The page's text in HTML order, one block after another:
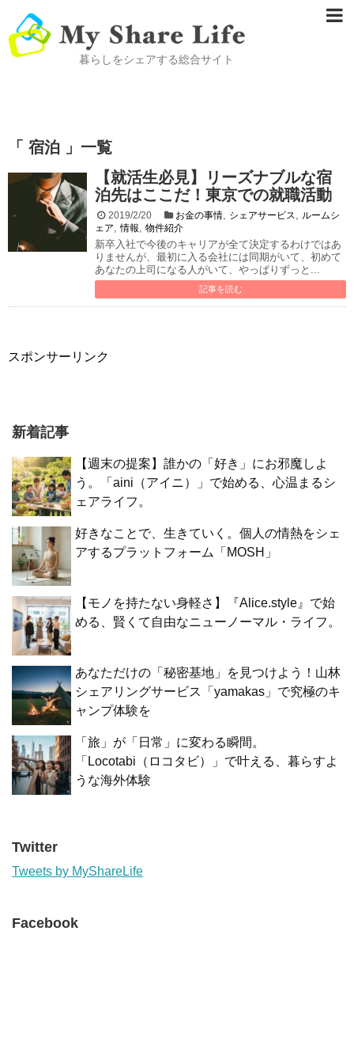
暮らしをシェアする総合サイト
「 宿泊 」一覧
【就活生必見】リーズナブルな宿
泊先はここだ！東京での就職活動
2019/2/20 お金の事情, シェアサービス
ルームシ
ェア ,情報 物件紹介
新卒入社で今後のキャリアが全て決定するわけではあ
りませんが、最初に入る会社には同期がいて、初めて
あなたの上司になる人がいて、やっぱりずっと...
記事を読む
スポンサーリンク
新着記事
【週末の提案】誰かの「好き」にお邪魔しよ
う。「aini（アイニ）」で始める、心温まるシ
ェアライフ。
好きなことで、生きていく。個人の情熱をシェ
アするプラットフォーム「MOSH」
【モノを持たない身軽さ】『Alice.style』で始
める、賢くて自由なニューノーマル・ライフ。
あなただけの「秘密基地」を見つけよう！山林
シェアリングサービス「yamakas」で究極のキ
ャンプ体験を
「旅」が「日常」に変わる瞬間。
「Locotabi（ロコタビ）」で叶える、暮らすよ
うな海外体験
Twitter
Tweets by MyShareLife
Facebook